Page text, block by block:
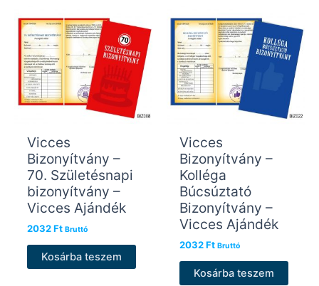
Vicces
Bizonyítvány –
70. Születésnapi
bizonyítvány –
Vicces Ajándék
2032Ft Bruttó
Kosárba teszem
Vicces
Bizonyítvány –
Kolléga
Búcsúztató
Bizonyítvány –
Vicces Ajándék
2032Ft Bruttó
Kosárba teszem